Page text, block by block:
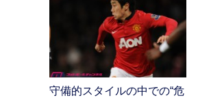
守備的スタイルの中での“危